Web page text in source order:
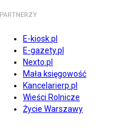
PARTNERZY
E-kiosk.pl
E-gazety.pl
Nexto.pl
Mała księgowość
Kancelarierp.pl
Wieści Rolnicze
Życie Warszawy